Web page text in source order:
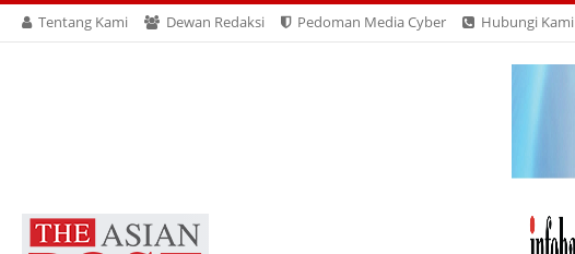
Tentang Kami Dewan Redaksi Pedoman Media Cyber Hubungi Kami